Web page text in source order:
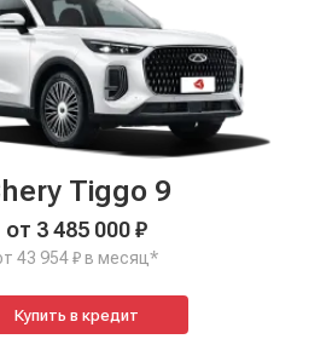
Tiggo 9
от 3 485 000 ₽
43 954 ₽ в месяц*
Купить в кредит